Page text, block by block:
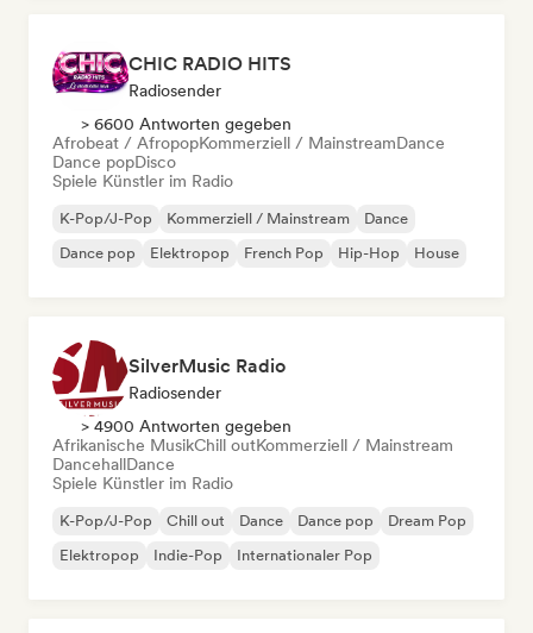
CHIC RADIO HITS
Radiosender
> 6600 Antworten gegeben
Afrobeat / AfropopKommerziell / MainstreamDance
Dance popDisco
Spiele Künstler im Radio
K-Pop/J-Pop Kommerziell / Mainstream
Dance
Dance pop
Elektropop French Pop Hip-Hop House
SilverMusic Radio
Radiosender
> 4900 Antworten gegeben
Afrikanische MusikChill outKommerziell / Mainstream
DancehallDance
Spiele Künstler im Radio
K-Pop/J-Pop Chill out Dance Dance pop
Dream Pop
Elektropop
Indie-Pop Internationaler Pop